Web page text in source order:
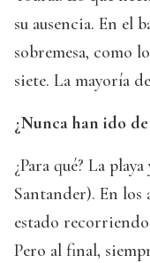
su ausencia. En el
sobremesa, como
siete. La mayoría
¿Nunca han ido
¿Para qué? La
Santander). En los
estado
Pero al final,